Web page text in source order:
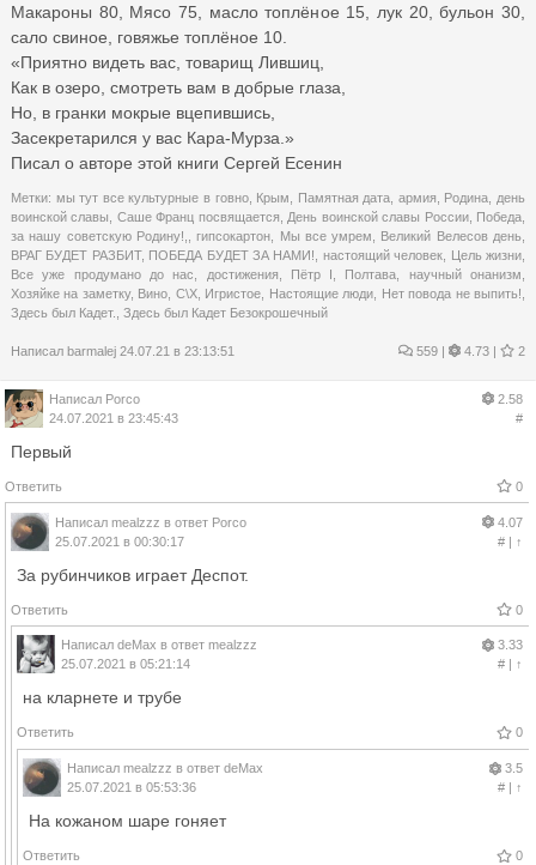
Макароны 80, Мясо 75, масло топлёное 15, лук 20, бульон 30,
сало свиное, говяжье топлёное 10.
«Приятно видеть вас, товарищ Лившиц,
Как в озеро, смотреть вам в добрые глаза,
Но, в гранки мокрые вцепившись,
Засекретарился у вас Кара-Мурза.»
Писал о авторе этой книги Сергей Есенин
Метки: мы тут все культурные в говно, Крым Памятная дата армия Родина
день
воинской славы
Саше Франц посвящается День воинской славы России, Победа
за нашу советскую Родину!,
,гипсокартон Мы все умрем Великий Велесов день
ВРАГ БУДЕТ РАЗБИТ, ПОБЕДА БУДЕТ ЗА НАМИ! настоящий человек Цель жизни
Все уже продумано до нас
достижения Пётр I Полтава научный онанизм
Хозяйке на заметку, Вино С\Х, Игристое Настоящие люди Нет повода не выпить!
Здесь был Кадет.
Здесь был Кадет Безокрошечный
Написал barmalej 24.07.21 в 23:13:51 559 | 4.73 | 2
Написал Porco
24.07.2021 в 23:45:43
2.58
#
Первый
Ответить 0
Написал mealzzz в ответ Porco
25.07.2021 в 00:30:17
4.07
#| ↑
За рубинчиков играет Деспот.
Ответить 0
Написал deMax в ответ mealzzz
25.07.2021 в 05:21:14
3.33
#| ↑
на кларнете и трубе
Ответить 0
Написал mealzzz в ответ deMax
25.07.2021 в 05:53:36
3.5
#| ↑
На кожаном шаре гоняет
Ответить 0